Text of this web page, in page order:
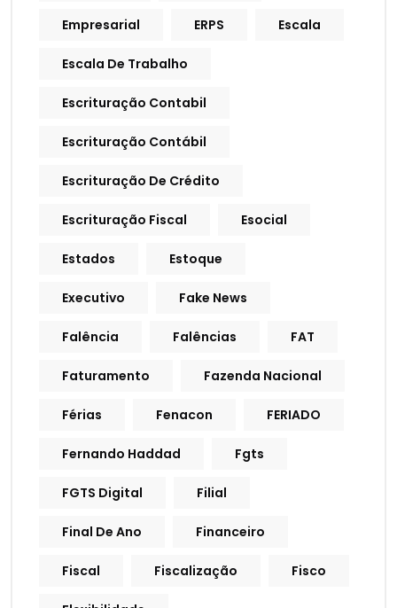
Empresarial ERPS Escala
Escala De Trabalho
Escrituração Contabil
Escrituração Contábil
Escrituração De Crédito
Escrituração Fiscal Esocial
Estados Estoque
Executivo Fake News
Falência Falências FAT
Faturamento Fazenda Nacional
Férias Fenacon FERIADO
Fernando Haddad Fgts
FGTS Digital Filial
Final De Ano Financeiro
Fiscal Fiscalização Fisco